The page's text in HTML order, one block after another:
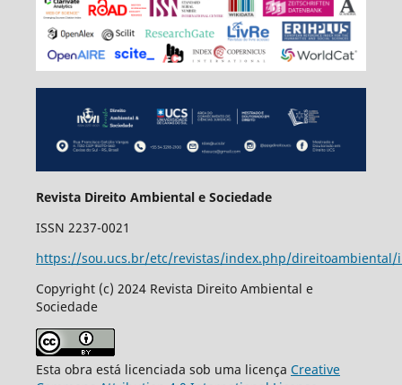
Revista Direito Ambiental e Sociedade
ISSN 2237-0021
https://sou.ucs.br/etc/revistas/index.php/direitoambiental/
Copyright (c) 2024 Revista Direito Ambiental e
Sociedade
Esta obra está licenciada sob uma licença Creative